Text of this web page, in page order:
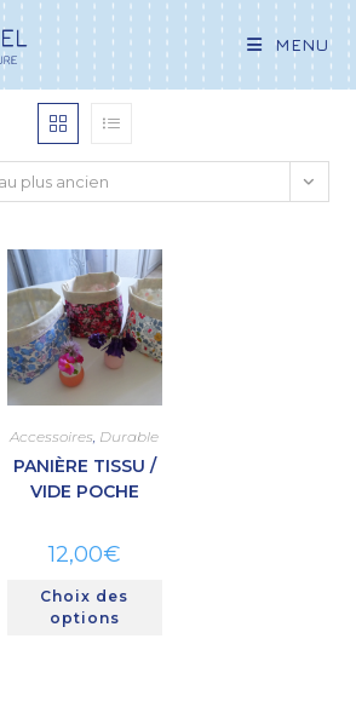
MENU
plus ancien
Accessoires Durable
PANIÈRE TISSU /
VIDE POCHE
12,00€
Choix des
options